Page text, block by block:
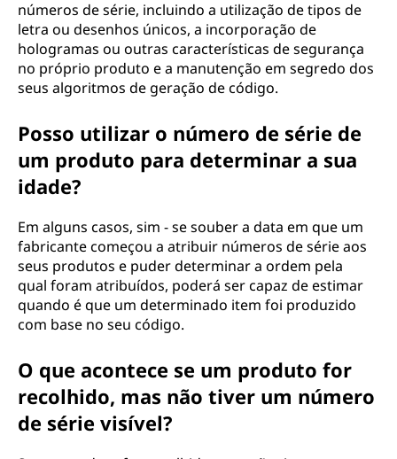
números de série, incluindo a utilização de tipos de
letra ou desenhos únicos, a incorporação de
hologramas ou outras características de segurança
no próprio produto e a manutenção em segredo dos
seus algoritmos de geração de código.
Posso utilizar o número de série de
um produto para determinar a sua
idade?
Em alguns casos, sim - se souber a data em que um
fabricante começou a atribuir números de série aos
seus produtos e puder determinar a ordem pela
qual foram atribuídos, poderá ser capaz de estimar
quando é que um determinado item foi produzido
com base no seu código.
O que acontece se um produto for
recolhido, mas não tiver um número
de série visível?